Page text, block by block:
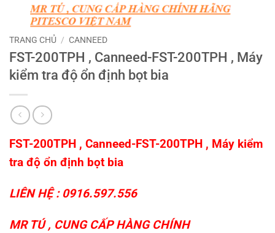
TRANG CHỦ / CANNEED
FST-200TPH , Canneed-FST-200TPH , Máy
kiểm tra độ ổn định bọt bia
FST-200TPH , Canneed-FST-200TPH , Máy kiểm
tra độ ổn định bọt bia
LIÊN HỆ : 0916.597.556
MR TÚ , CUNG CẤP HÀNG CHÍNH